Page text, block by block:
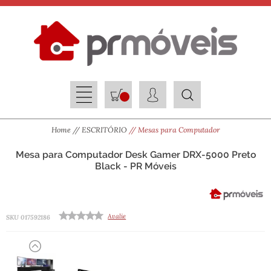
Home ESCRITÓRIO Mesas para Computador
Mesa para Computador Desk Gamer DRX-5000 Preto
Black - PR Móveis
SKU 017592186 Avalie